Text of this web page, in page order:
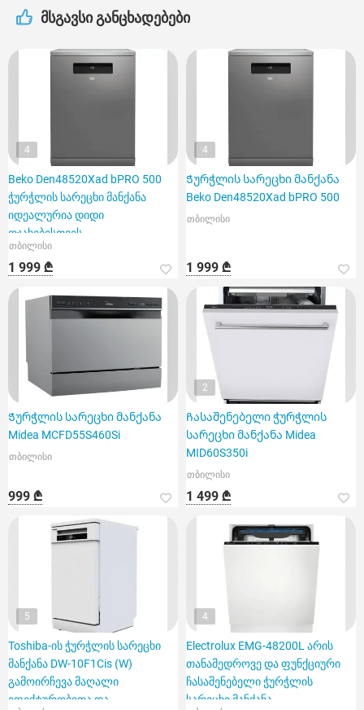
მსგავსი განცხადებები
4
Beko Den48520Xad bPRO 500
ჭურჭლის სარეცხი მანქანა
იდეალურია დიდი
ოჯახებისთვის,
თბილისი
1 999 ₾
4
Ჭურჭლის სარეცხი მანქანა
Beko Den48520Xad bPRO 500
თბილისი
1 999 ₾
Ჭურჭლის სარეცხი მანქანა
Midea MCFD55S460Si
თბილისი
999 ₾
2
Ჩასაშენებელი ჭურჭლის
სარეცხი მანქანა Midea
MID60S350i
თბილისი
1 499 ₾
5
Toshiba-ის ჭურჭლის სარეცხი
მანქანა DW-10F1Cis (W)
გამოირჩევა მაღალი
ეფექტურობითა და
4
Electrolux EMG-48200L არის
თანამედროვე და ფუნქციური
ჩასაშენებელი ჭურჭლის
სარეცხი მანქანა,